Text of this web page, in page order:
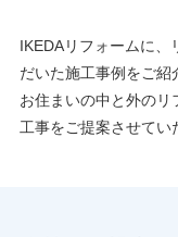
IKEDAリフォームに、
だいた施工事例をご紹
お住まいの中と外のリ
工事をご提案させてい